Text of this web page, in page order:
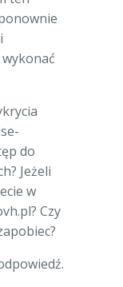
wykonać
do
Jeżeli
w
Czy